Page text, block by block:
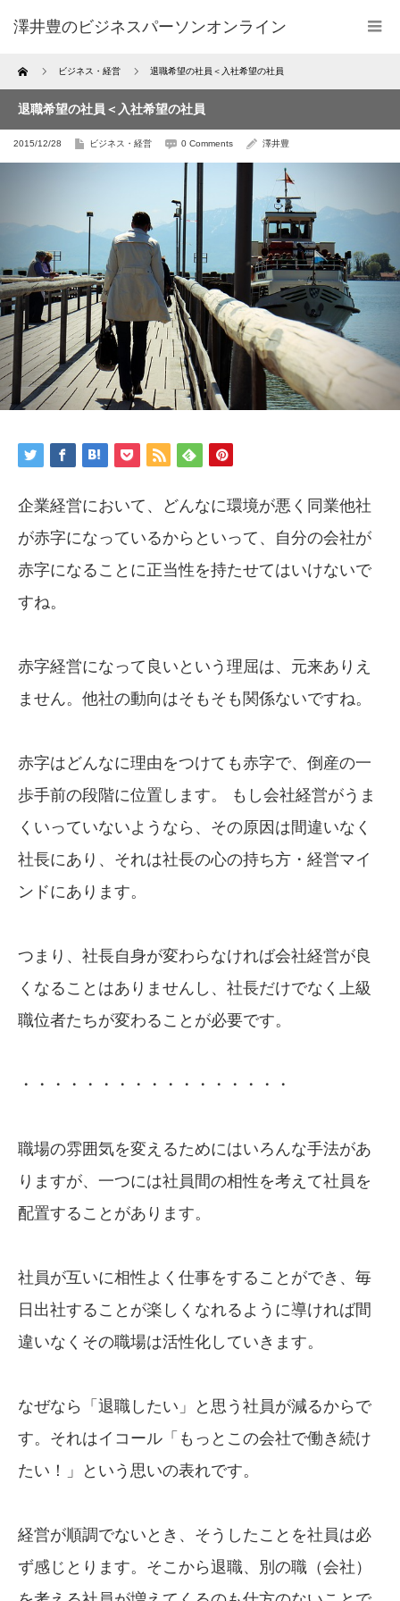
澤井豊のビジネスパーソンオンライン
Home ビジネス・経営 退職希望の社員＜入社希望の社員
退職希望の社員＜入社希望の社員
2015/12/28 ビジネス・経営 0 Comments 澤井豊
企業経営において、どんなに環境が悪く同業他社
が赤字になっているからといって、自分の会社が
赤字になることに正当性を持たせてはいけないで
すね。
赤字経営になって良いという理屈は、元来ありえ
ません。他社の動向はそもそも関係ないですね。
赤字はどんなに理由をつけても赤字で、倒産の一
歩手前の段階に位置します。 もし会社経営がうま
くいっていないようなら、その原因は間違いなく
社長にあり、それは社長の心の持ち方・経営マイ
ンドにあります。
つまり、社長自身が変わらなければ会社経営が良
くなることはありませんし、社長だけでなく上級
職位者たちが変わることが必要です。
・・・・・・・・・・・・・・・・・
職場の雰囲気を変えるためにはいろんな手法があ
りますが、一つには社員間の相性を考えて社員を
配置することがあります。
社員が互いに相性よく仕事をすることができ、毎
日出社することが楽しくなれるように導ければ間
違いなくその職場は活性化していきます。
なぜなら「退職したい」と思う社員が減るからで
す。それはイコール「もっとこの会社で働き続け
たい！」という思いの表れです。
経営が順調でないとき、そうしたことを社員は必
ず感じとります。そこから退職、別の職（会社）